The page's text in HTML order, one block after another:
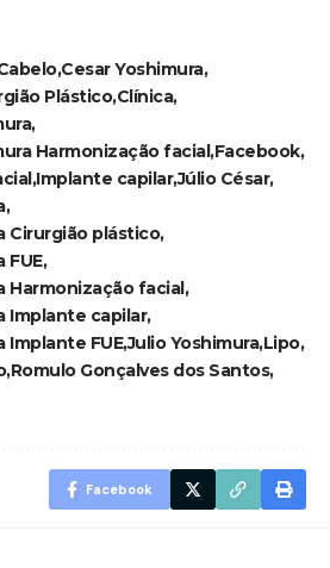
Cesar Yoshimura
PlásticoClínica
Harmonização facialFacebook
Implante capilarJúlio César
Cirurgião plástico
FUE
Harmonização facial
Implante capilar
Implante FUEJulio YoshimuraLipo
Romulo Gonçalves dos Santos
Facebook